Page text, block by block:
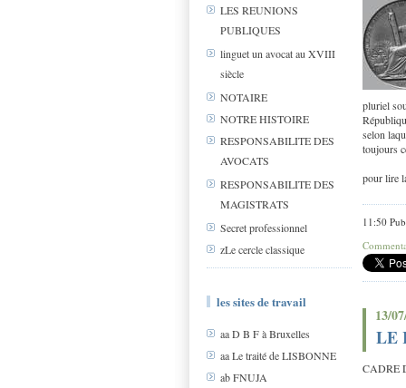
LES REUNIONS
PUBLIQUES
linguet un avocat au XVIII
siècle
NOTAIRE
NOTRE HISTOIRE
RESPONSABILITE DES
AVOCATS
RESPONSABILITE DES
MAGISTRATS
Secret professionnel
zLe cercle classique
les sites de travail
aa D B F à Bruxelles
aa Le traité de LISBONNE
ab FNUJA
pluriel
selon
toujours
pour lire
11:50
13/
LE
CADRE